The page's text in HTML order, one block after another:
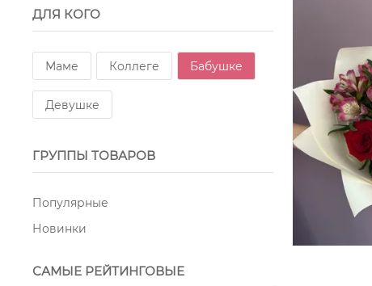
Роза пионовидная
Роза кустовая пионовидная
Озотамнус
Гвоздика кустовая Пистация
Сухоцвет
ДЛЯ КОГО
Маме Коллеге Бабушке
Девушке
ГРУППЫ ТОВАРОВ
Популярные
Новинки
САМЫЕ РЕЙТИНГОВЫЕ